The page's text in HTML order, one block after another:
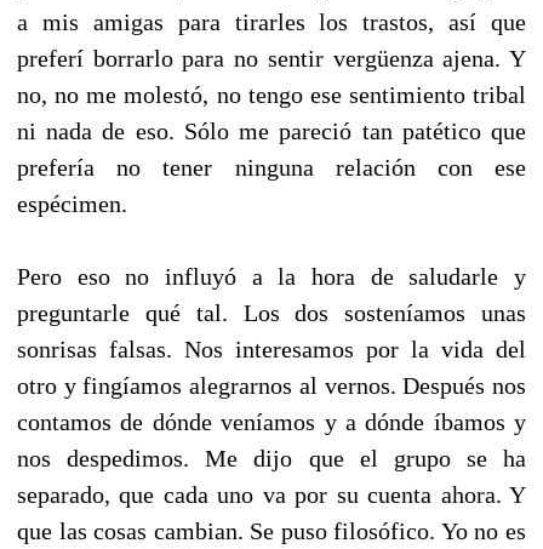
a mis amigas para tirarles los trastos, así que
preferí borrarlo para no sentir vergüenza ajena. Y
no, no me molestó, no tengo ese sentimiento tribal
ni nada de eso. Sólo me pareció tan patético que
prefería no tener ninguna relación con ese
espécimen.
Pero eso no influyó a la hora de saludarle y
preguntarle qué tal. Los dos sosteníamos unas
sonrisas falsas. Nos interesamos por la vida del
otro y fingíamos alegrarnos al vernos. Después nos
contamos de dónde veníamos y a dónde íbamos y
nos despedimos. Me dijo que el grupo se ha
separado, que cada uno va por su cuenta ahora. Y
que las cosas cambian. Se puso filosófico. Yo no es